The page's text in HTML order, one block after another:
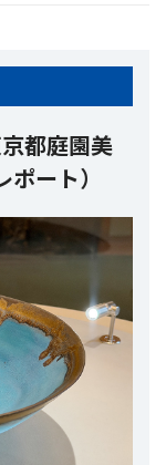
都庭園美
ート）